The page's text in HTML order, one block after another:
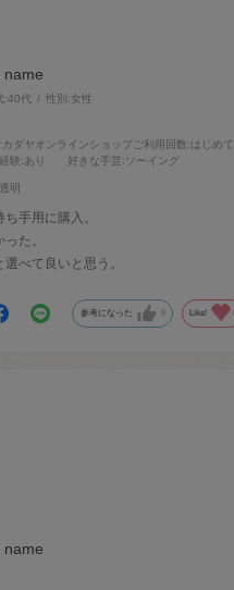
name
:40代 性別:女性
カダヤオンラインショップご利用回数:はじめて
験:あり 好きな手芸:ソーイング
明
手用に購入。
た。
べて良いと思う。
参考になった 0 Like!
name